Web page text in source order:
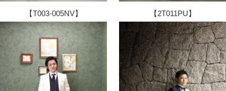
【T003-005NV】 【2T011PU】